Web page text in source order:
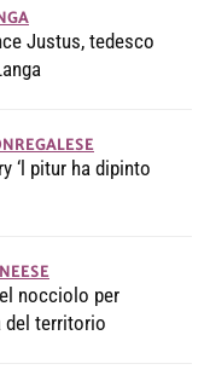
Justus, tedesco
‘l pitur ha dipinto
nocciolo per
del territorio